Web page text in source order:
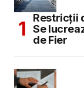
Restricții
Se
de Fier